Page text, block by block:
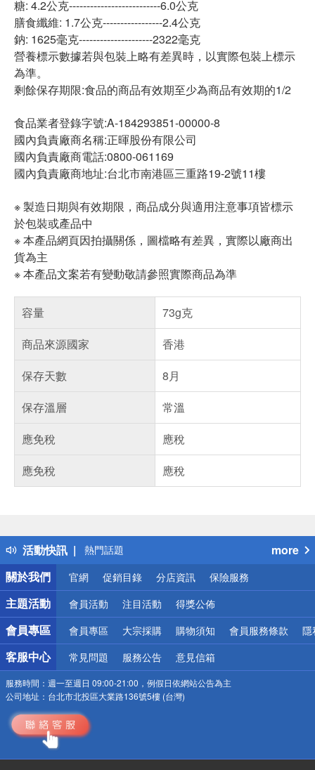
糖: 4.2公克--------------------------6.0公克
膳食纖維: 1.7公克-----------------2.4公克
鈉: 1625毫克---------------------2322毫克
營養標示數據若與包裝上略有差異時，以實際包裝上標示
為準。
剩餘保存期限:食品的商品有效期至少為商品有效期的1/2
食品業者登錄字號:A-184293851-00000-8
國內負責廠商名稱:正暉股份有限公司
國內負責廠商電話:0800-061169
國內負責廠商地址:台北市南港區三重路19-2號11樓
※ 製造日期與有效期限，商品成分與適用注意事項皆標示
於包裝或產品中
※ 本產品網頁因拍攝關係，圖檔略有差異，實際以廠商出
貨為主
※ 本產品文案若有變動敬請參照實際商品為準
容量
73g克
商品來源國家
香港
保存天數
8月
保存溫層
常溫
應免稅
應稅
應免稅
應稅
活動快訊
得獎公告
熱門話題
銀行優惠
偏遠地區配送
詐騙網頁！請小心！
more
關於我們
官網 促銷目錄 分店資訊 保險服務
主題活動 會員活動 注目活動 得獎公佈
會員專區 會員專區 大宗採購 購物須知 會員服務條款 隱
客服中心 常見問題 服務公告 意見信箱
服務時間： 週一至週日 09:00-21:00，例假日依網站公告為主
公司地址： 台北市北投區大業路136號5樓 (台灣)